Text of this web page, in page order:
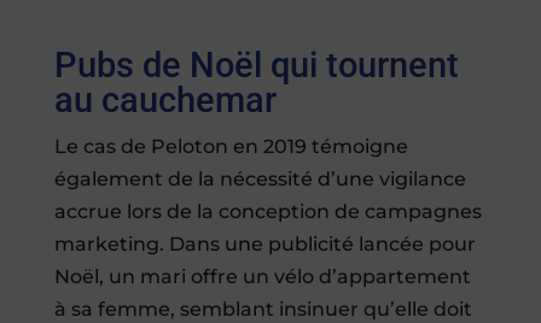
Pubs de Noël qui tournent
au cauchemar
Le cas de Peloton en 2019 témoigne
également de la nécessité d’une vigilance
accrue lors de la conception de campagnes
marketing. Dans une publicité lancée pour
Noël, un mari offre un vélo d’appartement
à sa femme, semblant insinuer qu’elle doit